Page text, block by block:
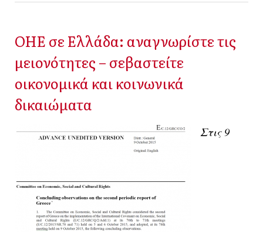
ΟΗΕ σε Ελλάδα: αναγνωρίστε τις
μειονότητες – σεβαστείτε
οικονομικά και κοινωνικά
δικαιώματα
Στις 9